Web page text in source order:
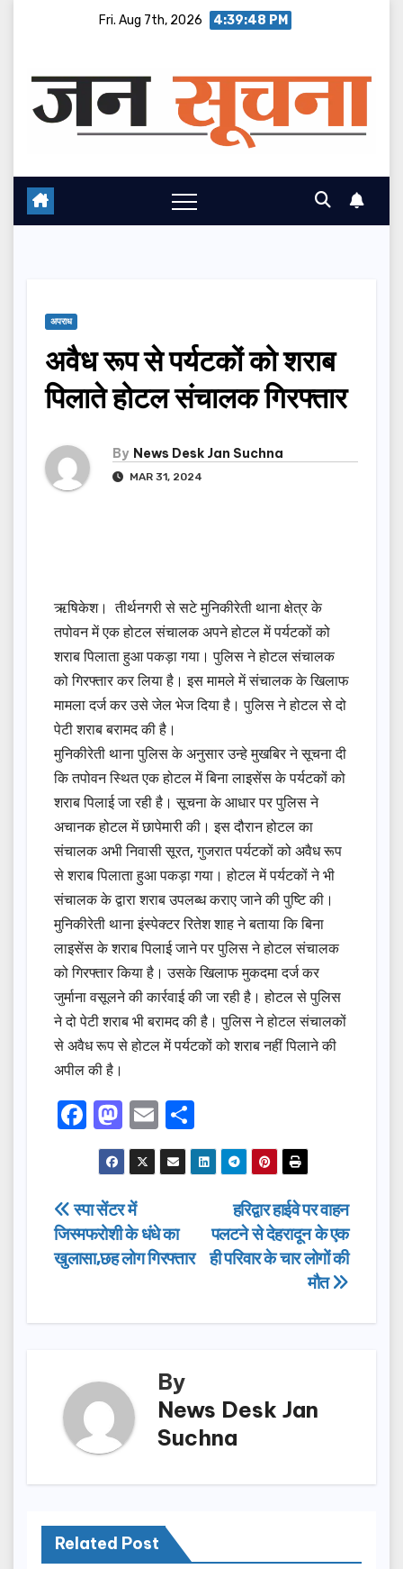
Fri. Aug 7th, 2026 4:39:49 PM
अपराध
अवैध रूप से पर्यटकों को शराब
पिलाते होटल संचालक गिरफ्तार
By News Desk Jan Suchna
MAR 31, 2024
ऋषिकेश। तीर्थनगरी से सटे मुनिकीरेती थाना क्षेत्र के
तपोवन में एक होटल संचालक अपने होटल में पर्यटकों को
शराब पिलाता हुआ पकड़ा गया। पुलिस ने होटल संचालक
को गिरफ्तार कर लिया है। इस मामले में संचालक के खिलाफ
मामला दर्ज कर उसे जेल भेज दिया है। पुलिस ने होटल से दो
पेटी शराब बरामद की है।
मुनिकीरेती थाना पुलिस के अनुसार उन्हे मुखबिर ने सूचना दी
कि तपोवन स्थित एक होटल में बिना लाइसेंस के पर्यटकों को
शराब पिलाई जा रही है। सूचना के आधार पर पुलिस ने
अचानक होटल में छापेमारी की। इस दौरान होटल का
संचालक अभी निवासी सूरत, गुजरात पर्यटकों को अवैध रूप
से शराब पिलाता हुआ पकड़ा गया। होटल में पर्यटकों ने भी
संचालक के द्वारा शराब उपलब्ध कराए जाने की पुष्टि की।
मुनिकीरेती थाना इंस्पेक्टर रितेश शाह ने बताया कि बिना
लाइसेंस के शराब पिलाई जाने पर पुलिस ने होटल संचालक
को गिरफ्तार किया है। उसके खिलाफ मुकदमा दर्ज कर
जुर्माना वसूलने की कार्रवाई की जा रही है। होटल से पुलिस
ने दो पेटी शराब भी बरामद की है। पुलिस ने होटल संचालकों
से अवैध रूप से होटल में पर्यटकों को शराब नहीं पिलाने की
अपील की है।
F
a
c
e
b
o
k
M
a
st
o
d
o
E
m
ail
h
ar
Post
navigation
हरिद्वार हाईवे पर वाहन
पलटने से देहरादून के एक
ही परिवार के चार लोगों की
मौत
स्पा सेंटर में
जिस्मफरोशी के धंधे का
खुलासा,छह लोग गिरफ्तार
By
News Desk Jan
Suchna
Related Post